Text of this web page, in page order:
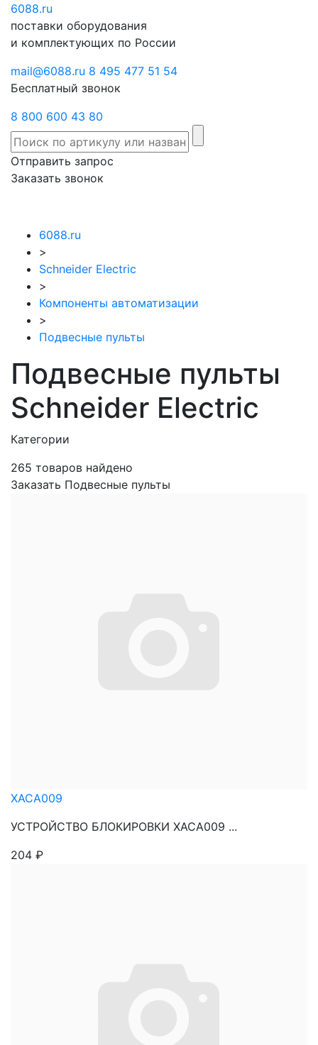
6088.ru
поставки оборудования
и комплектующих по России
mail@6088.ru 8 495 477 51 54
Бесплатный звонок
8 800 600 43 80
Отправить запрос
Заказать звонок
6088.ru
>
Schneider Electric
>
Компоненты автоматизации
>
Подвесные пульты
Подвесные пульты
Schneider Electric
Категории
265 товаров найдено
Заказать Подвесные пульты
XACA009
УСТРОЙСТВО БЛОКИРОВКИ XACA009 ...
204 ₽
Отправить
запрос
звонок